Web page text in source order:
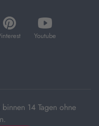
öffnet
in
Youtube
öffnet
in
14 Tagen ohne